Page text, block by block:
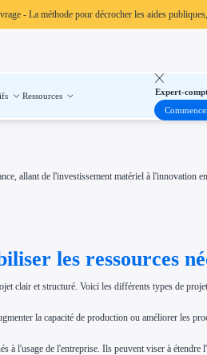
- La méthode pour décrocher les aides
Ressources
Expert-
allant de l'investissement matériel à
les ressources
clair et structuré. Voici les différents types de
la capacité de production ou améliorer les
l'usage de l'entreprise. Ils peuvent viser à étendre